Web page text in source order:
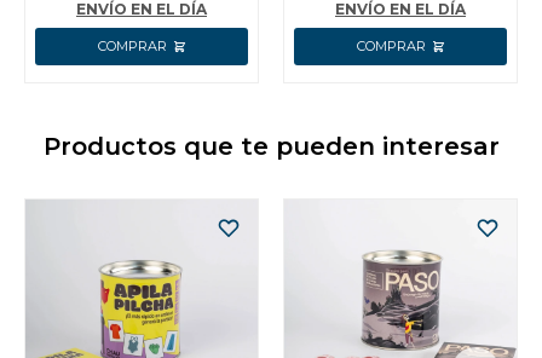
ENVÍO EN EL DÍA ENVÍO EN EL DÍA
Productos que te pueden interesar